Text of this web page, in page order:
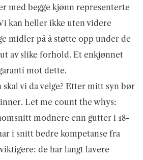
med begge kjønn representerte
kan heller ikke uten videre
midler på å støtte opp under de
av slike forhold. Et enkjønnet
mot dette.
vi da velge? Etter mitt syn bør
Let me count the whys:
modnere enn gutter i 18-
i snitt bedre kompetanse fra
de har langt lavere